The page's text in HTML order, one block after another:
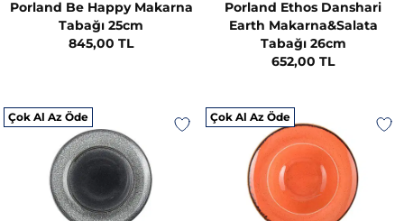
Porland Be Happy Makarna
Tabağı 25cm
845,00 TL
Porland Ethos Danshari
Earth Makarna&Salata
Tabağı 26cm
652,00 TL
Çok Al Az Öde Çok Al Az Öde